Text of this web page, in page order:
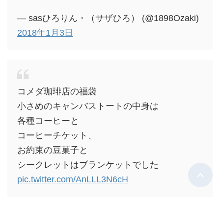
— sasひろりん・（サザひろ） (@1898Ozaki)
2018年1月3日
コメダ珈琲店の福袋
小さめのキャンバストートの中身は
各種コーヒーと
コーヒーチケット、
お約束の豆菓子と
シークレットはブランケットでした
pic.twitter.com/AnLLL3N6cH